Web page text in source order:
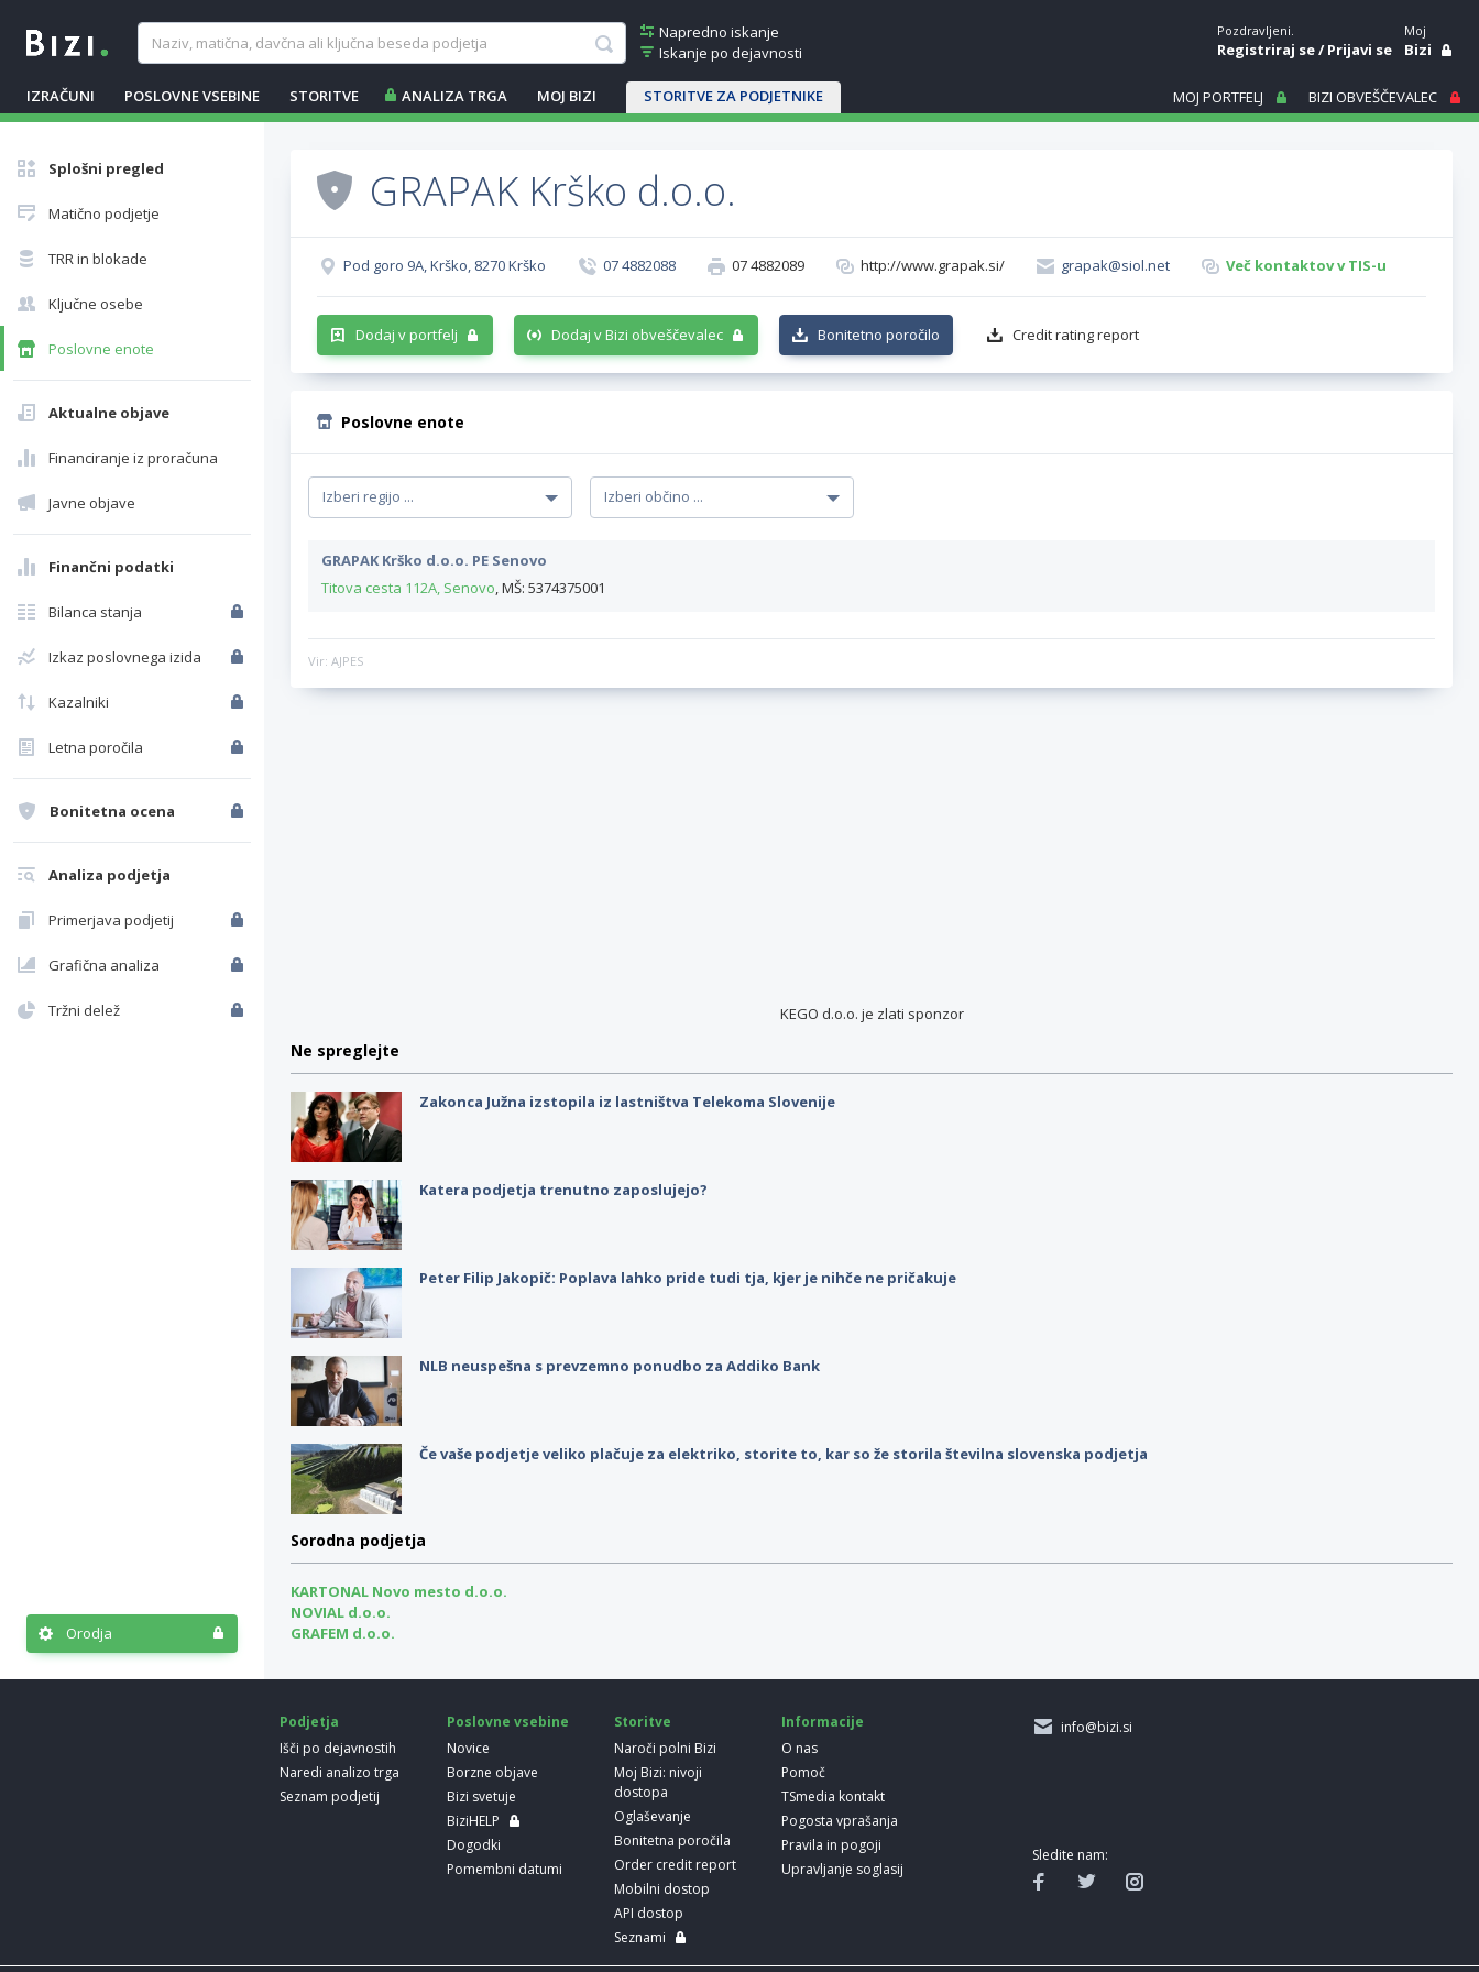
Napredno iskanje
Iskanje po dejavnosti
IZRAČUNI POSLOVNE VSEBINE STORITVE ANALIZA TRGA MOJ BIZI STORITVE ZA PODJETNIKE
Pozdravljeni.
Registriraj se/Prijavi se
Moj
Bizi
MOJ PORTFELJ BIZI OBVEŠČEVALEC
Splošni pregled
Matično podjetje
TRR in blokade
Ključne osebe
Poslovne enote
Aktualne objave
Financiranje iz proračuna
Javne objave
Finančni podatki
Bilanca stanja
Izkaz poslovnega izida
Kazalniki
Letna poročila
Bonitetna ocena
Analiza podjetja
Primerjava podjetij
Grafična analiza
Tržni delež
Orodja
GRAPAK Krško d.o.o.
Pod goro 9A, Krško, 8270 Krško 07 4882088 07 4882089 http://www.grapak.si/ grapak@siol.net Več kontaktov v TIS-u
Dodaj v portfelj Dodaj v Bizi obveščevalec Bonitetno poročilo Credit rating report
Poslovne enote
GRAPAK Krško d.o.o. PE Senovo
Titova cesta 112A, Senovo , MŠ: 5374375001
Vir: AJPES
KEGO d.o.o. je zlati sponzor
Ne spreglejte
Zakonca Južna izstopila iz lastništva Telekoma Slovenije
Katera podjetja trenutno zaposlujejo?
Peter Filip Jakopič: Poplava lahko pride tudi tja, kjer je nihče ne pričakuje
NLB neuspešna s prevzemno ponudbo za Addiko Bank
Če vaše podjetje veliko plačuje za elektriko, storite to, kar so že storila številna slovenska podjetja
Sorodna podjetja
KARTONAL Novo mesto d.o.o.
NOVIAL d.o.o.
GRAFEM d.o.o.
Podjetja
Išči po dejavnostih
Naredi analizo trga
Seznam podjetij
Poslovne vsebine
Novice
Borzne objave
Bizi svetuje
BiziHELP
Dogodki
Pomembni datumi
Storitve
Naroči polni Bizi
Moj Bizi: nivoji
dostopa
Oglaševanje
Bonitetna poročila
Order credit report
Mobilni dostop
API dostop
Seznami
Informacije
O nas
Pomoč
TSmedia kontakt
Pogosta vprašanja
Pravila in pogoji
Upravljanje soglasij
info@bizi.si
Sledite nam: